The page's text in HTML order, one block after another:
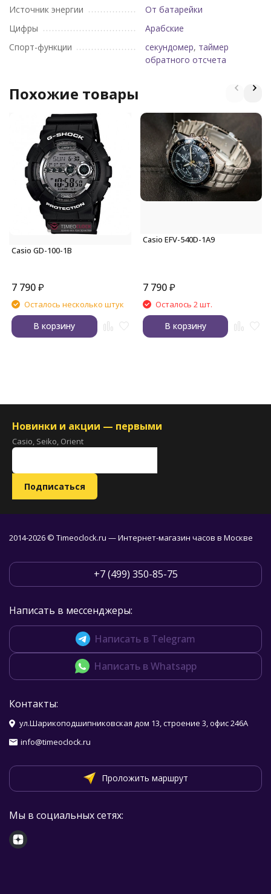
Источник энергии
От батарейки
Цифры
Арабские
Спорт-функции
секундомер, таймер
обратного отсчета
Похожие товары
Casio GD-100-1B
7 790₽
Осталось несколько штук
В корзину
Casio EFV-540D-1A9
7 790 ₽
Осталось 2 шт.
В корзину
Новинки и акции — первыми
Casio, Seiko, Orient
2014-2026 © Timeoclock.ru — Интернет-магазин часов в Москве
+7 (499) 350-85-75
Написать в мессенджеры:
Написать в Telegram
Написать в Whatsapp
Контакты:
ул.Шарикоподшипниковская дом 13, строение 3, офис 246А
info@timeoclock.ru
Проложить маршрут
Мы в социальных сетях: